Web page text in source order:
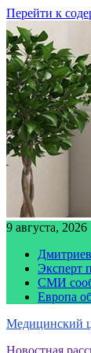
Перейти к
9 августа, 2026
Эксперт
СМИ
Европа
Медицинский
Новостная